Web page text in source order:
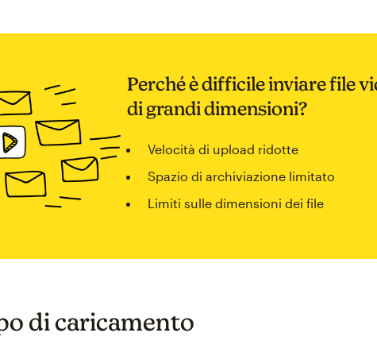
Perché è difficile inviare file
di grandi dimensioni?
Velocità di upload ridotte
Spazio di archiviazione limitato
Limiti sulle dimensioni dei file
di caricamento